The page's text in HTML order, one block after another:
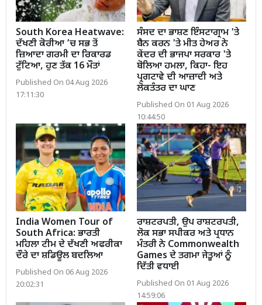
South Korea Heatwave:
ਦੱਖਣੀ ਕੋਰੀਆ ’ਚ ਸਭ ਤੋਂ
ਜ਼ਿਆਦਾ ਗਰਮੀ ਦਾ ਰਿਕਾਰਡ
ਟੁੱਟਿਆ, ਹੁਣ ਤੱਕ 16 ਮੌਤਾਂ
Published On 04 Aug 2026
17:11:30
ਸੰਸਦ ਦਾ ਭਾਸ਼ਣ ਇੰਸਟਾਗ੍ਰਾਮ 'ਤੇ
ਬੈਨ ਕਰਨ 'ਤੇ ਮੀਤ ਹੇਅਰ ਨੇ
ਕੇਂਦਰ ਦੀ ਭਾਜਪਾ ਸਰਕਾਰ 'ਤੇ
ਬੋਲਿਆ ਹਮਲਾ, ਕਿਹਾ- ਇਹ
ਪ੍ਰਗਟਾਵੇ ਦੀ ਆਜ਼ਾਦੀ ਅਤੇ
ਲੋਕਤੰਤਰ ਦਾ ਘਾਣ
Published On 01 Aug 2026
10:44:50
India Women Tour of
South Africa: ਭਾਰਤੀ
ਮਹਿਲਾ ਟੀਮ ਦੇ ਦੱਖਣੀ ਅਫਰੀਕਾ
ਦੌਰੇ ਦਾ ਸ਼ਡਿਊਲ ਬਦਲਿਆ
Published On 06 Aug 2026
20:02:31
ਰਾਸ਼ਟਰਪਤੀ, ਉਪ ਰਾਸ਼ਟਰਪਤੀ,
ਲੋਕ ਸਭਾ ਸਪੀਕਰ ਅਤੇ ਪ੍ਰਧਾਨ
ਮੰਤਰੀ ਨੇ Commonwealth
Games ਦੇ ਤਗਮਾ ਜੇਤੂਆਂ ਨੂੰ
ਦਿੱਤੀ ਵਧਾਈ
Published On 01 Aug 2026
14:59:06